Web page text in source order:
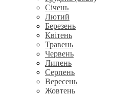
Січень
Лютий
Березень
Квітень
Травень
Червень
Липень
Серпень
Вересень
Жовтень